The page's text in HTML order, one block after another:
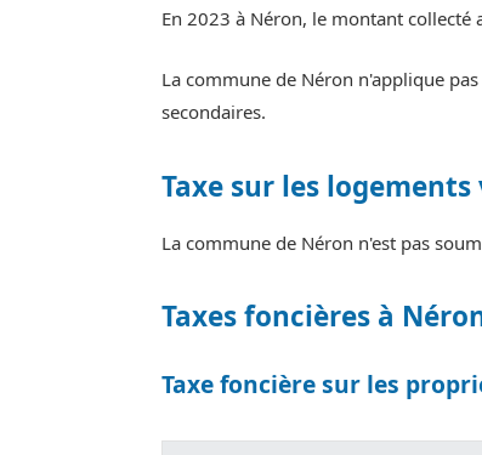
En 2023 à Néron, le montant
La commune de Néron n'applique
secondaires.
Taxe sur les logements
La commune de Néron n'est pas
Taxes foncières à
Taxe foncière sur les